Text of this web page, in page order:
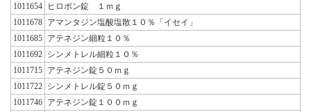
1011654
ヒロポン錠 １ｍｇ
1011678 アマンタジン塩酸塩散１０％「イセイ」
1011685 アテネジン細粒１０％
1011692 シンメトレル細粒１０％
1011715 アテネジン錠５０ｍｇ
1011722 シンメトレル錠５０ｍｇ
1011746 アテネジン錠１００ｍｇ